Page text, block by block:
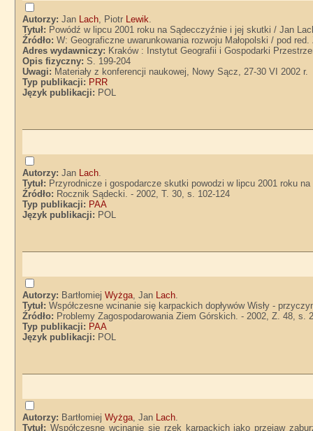
Autorzy:Jan Lach, Piotr Lewik.
Tytuł: Powódź w lipcu 2001 roku na Sądecczyźnie i jej skutki / Jan
Źródło:W: Geograficzne uwarunkowania rozwoju Małopolski / pod
Adres wydawniczy: Kraków : Instytut Geografii i Gospodarki
Opis fizyczny:S. 199-204
Uwagi: Materiały z konferencji naukowej, Nowy Sącz, 27-30 VI 2002 r.
Typ publikacji: PRR
Język publikacji: POL
Autorzy:Jan Lach.
Tytuł: Przyrodnicze i gospodarcze skutki powodzi w lipcu 2001 roku
Źródło: Rocznik Sądecki. - 2002, T. 30, s. 102-124
Typ publikacji: PAA
Język publikacji: POL
Autorzy: BartłomiejWyżga, Jan Lach.
Tytuł:Współczesne wcinanie się karpackich dopływów Wisły -
Źródło: Problemy Zagospodarowania Ziem Górskich. - 2002, Z. 48, s.
Typ publikacji: PAA
Język publikacji: POL
Autorzy: BartłomiejWyżga, Jan Lach.
Tytuł:Współczesne wcinanie się rzek karpackich jako przejaw